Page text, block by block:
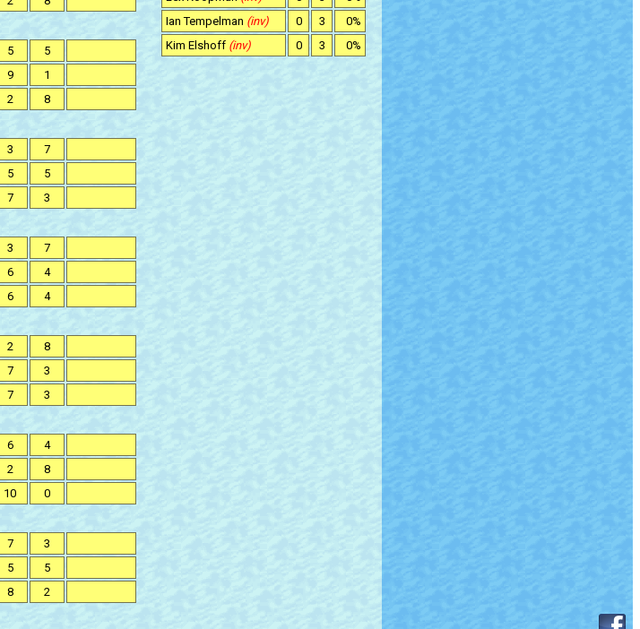
5
5
9
1
2 8
3
7
5
5
7 3
3
7
6
4
6 4
2
8
7
3
7 3
6
4
2
8
10 0
7
3
5
5
8 2
Ian Tempelman (inv) 0 3
0%
Kim Elshoff (inv) 0 3 0%